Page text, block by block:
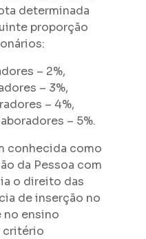
determinada
proporção
– 2%,
– 3%,
– 4%,
– 5%.
conhecida como
da Pessoa com
o direito das
de inserção no
no ensino
critério